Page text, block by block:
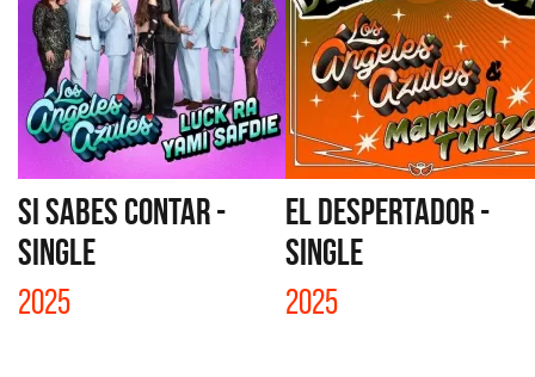
SI SABES CONTAR -
SINGLE
2025
EL DESPERTADOR -
SINGLE
2025